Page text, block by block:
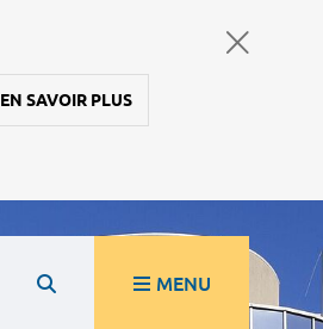
EN SAVOIR PLUS
MENU